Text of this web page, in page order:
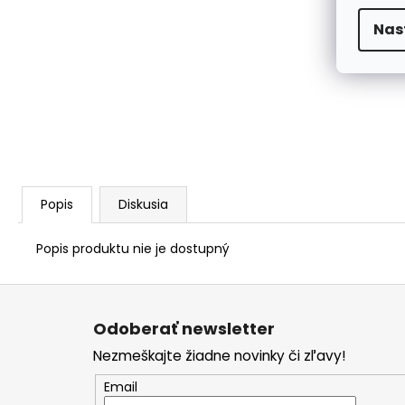
Popis Diskusia
Popis produktu nie je dostupný
Z
Odoberať newsletter
Nezmeškajte žiadne novinky či zľavy!
Email